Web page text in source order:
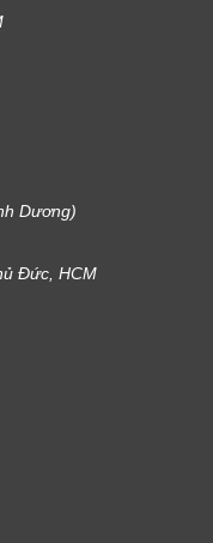
Dương)
Đức, HCM